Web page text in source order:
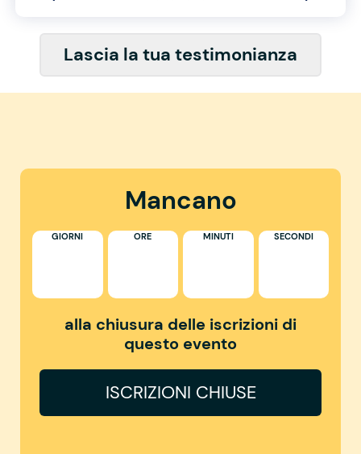
Lascia la tua testimonianza
Mancano
GIORNI ORE MINUTI SECONDI
alla chiusura delle iscrizioni di
questo evento
ISCRIZIONI CHIUSE